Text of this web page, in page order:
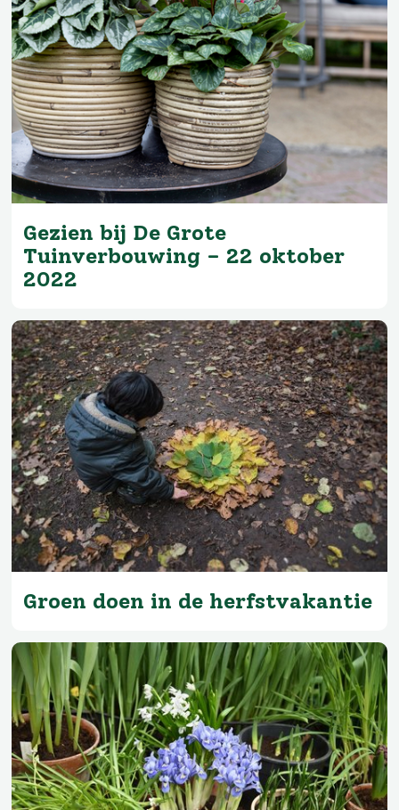
Gezien bij De Grote
Tuinverbouwing – 22 oktober
2022
Groen doen in de herfstvakantie